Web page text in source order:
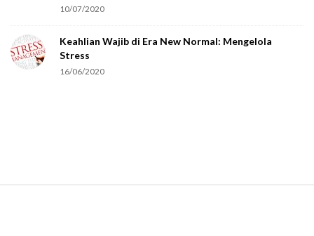
10/07/2020
Keahlian Wajib di Era New Normal: Mengelola
Stress
16/06/2020